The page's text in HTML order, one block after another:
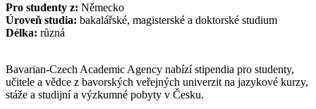
Pro studenty z: Německo
Úroveň studia: bakalářské, magisterské a doktorské studium
Délka: různá
Bavarian-Czech Academic Agency nabízí stipendia pro studenty,
učitele a vědce z bavorských veřejných univerzit na jazykové kurzy,
stáže a studijní a výzkumné pobyty v Česku.